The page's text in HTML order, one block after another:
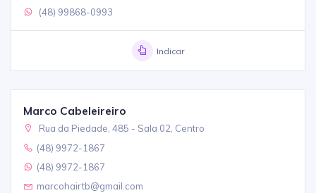
(48) 99868-0993
Indicar
Marco Cabeleireiro
Rua da Piedade, 485 - Sala 02, Centro
(48) 9972-1867
(48) 9972-1867
marcohairtb@gmail.com